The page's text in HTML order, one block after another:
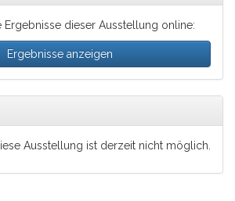
Ergebnisse dieser Ausstellung online:
Ergebnisse anzeigen
Ausstellung ist derzeit nicht möglich.